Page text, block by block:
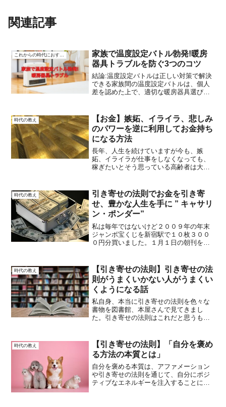
関連記事
家族で温度設定バトル勃発!暖房
器具トラブルを防ぐ3つのコツ
結論:温度設定バトルは正しい対策で解決
できる家族間の温度設定バトルは、個人
差を認めた上で、適切な暖房器具選びと
ちょっとした知恵と工夫で、家族全員が
快適に過ごせる環境を作...
時代の教え
【お金】嫉妬、イライラ、悲しみ
のパワーを逆に利用してお金持ち
になる方法
長年、人生を続けていますが今も、嫉
妬、イライラが仕事をしなくなっても、
稼ぎたいとそう思っている高齢者は大勢
げていない毎日です。嫉妬、イライラ、
悲しみなどの ネガティブな...
時代の教え
引き寄せの法則でお金を引き寄
せ、豊かな人生を手に ” キャサリ
ン・ポンダー”
私は毎年ではないけど２００９年の年末
ジャンボ宝くじを新宿駅で１０枚３００
０円分買いました。１月１日の朝刊をポ
そのフンが（運）に変わりました。高額
当選でした。宝くじを当て...
時代の教え
【引き寄せの法則】引き寄せの法
則がうまくいかない人がうまくい
くようになる話
私自身、本当に引き寄せの法則を色々な
書物を図書館、本屋さんで見てきまし
た。引き寄せの法則はこれだと思うもの
方に基づいています。 ただし、一部の
人々にとって、引き寄せの法...
時代の教え
【引き寄せの法則】「自分を褒め
る方法の本質とは」
自分を褒める本質は、アファメーション
や引き寄せの法則を通じて、自分にポジ
ティブなエネルギーを注入することにあ